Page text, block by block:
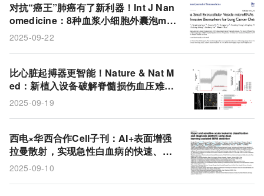
对抗“癌王”肺癌有了新利器！Int J Nan
omedicine：8种血浆小细胞外囊泡mic
roRNA构建模型，无创精准诊断早期肺
2025-09-22
比心脏起搏器更智能！Nature & Nat M
ed：新植入设备破解脊髓损伤血压难
题，手机 APP 即可掌控
2025-09-19
西电×华西合作Cell子刊：AI+表面增强
拉曼散射，实现急性白血病的快速、灵
敏分类
2025-09-10